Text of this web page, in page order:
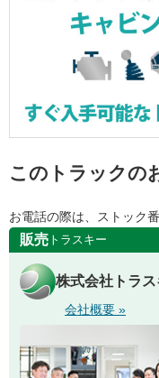
このトラックの
お電話の際は、ストック
販売 トラスキー
株式会社トラ
会社概要 »